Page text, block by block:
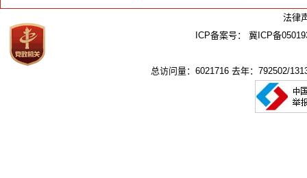
法律
ICP备案号：
冀ICP备
总访问量：6021716 去年：792502/